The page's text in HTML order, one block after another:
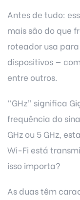
Antes de tudo:
mais são do que
roteador usa
dispositivos —
entre outros.
“GHz” significa
frequência do
GHz ou 5 GHz,
Wi-Fi está
isso importa?
As duas têm